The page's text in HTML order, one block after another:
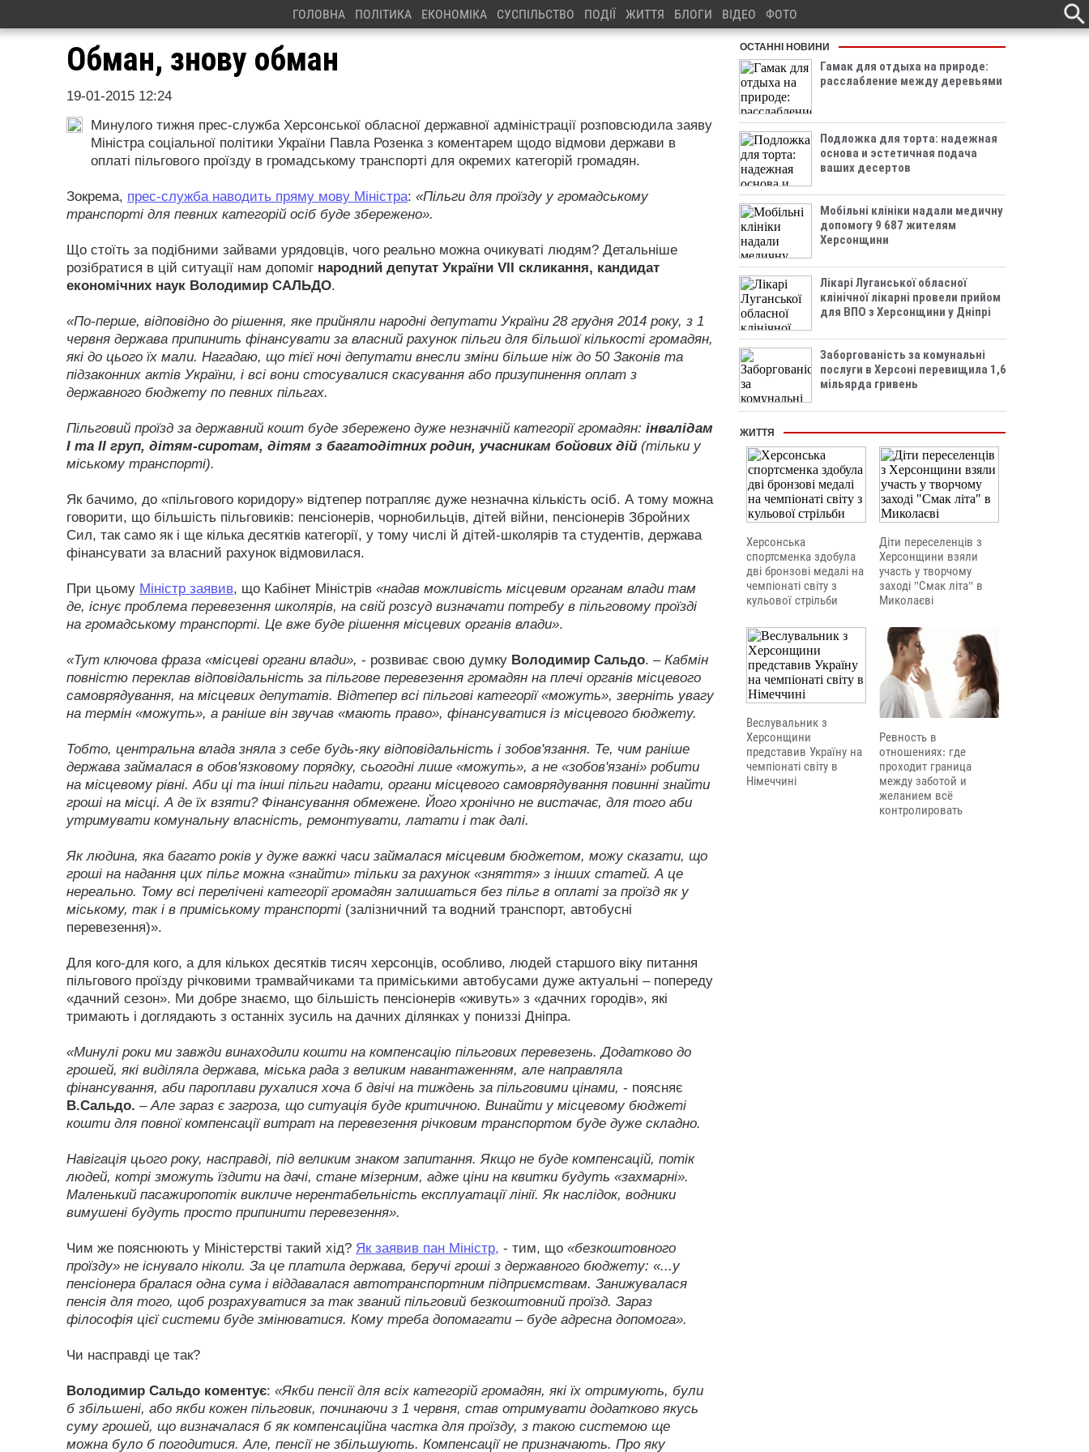
ГОЛОВНА ПОЛІТИКА ЕКОНОМІКА СУСПІЛЬСТВО ПОДІЇ ЖИТТЯ БЛОГИ ВІДЕО ФОТО
Обман, знову обман
19-01-2015 12:24
Минулого тижня прес-служба Херсонської обласної державної адміністрації розповсюдила заяву
Міністра соціальної політики України Павла Розенка з коментарем щодо відмови держави в
оплаті пільгового проїзду в громадському транспорті для окремих категорій громадян.
Зокрема, прес-служба наводить пряму мову Міністра: «Пільги для проїзду у громадському
транспорті для певних категорій осіб буде збережено».
Що стоїть за подібними зайвами урядовців, чого реально можна очикуваті людям? Детальніше
розібратися в цій ситуації нам допоміг народний депутат України VII скликання, кандидат
економічних наук Володимир САЛЬДО.
«По-перше, відповідно до рішення, яке прийняли народні депутати України 28 грудня 2014 року, з 1
червня держава припинить фінансувати за власний рахунок пільги для більшої кількості громадян,
які до цього їх мали. Нагадаю, що тієї ночі депутати внесли зміни більше ніж до 50 Законів та
підзаконних актів України, і всі вони стосувалися скасування або призупинення оплат з
державного бюджету по певних пільгах.
Пільговий проїзд за державний кошт буде збережено дуже незначній категорії громадян: інвалідам
І та ІІ груп, дітям-сиротам, дітям з багатодітних родин, учасникам бойових дій (тільки у
міському транспорті).
Як бачимо, до «пільгового коридору» відтепер потрапляє дуже незначна кількість осіб. А тому можна
говорити, що більшість пільговиків: пенсіонерів, чорнобильців, дітей війни, пенсіонерів Збройних
Сил, так само як і ще кілька десятків категорії, у тому числі й дітей-школярів та студентів, держава
фінансувати за власний рахунок відмовилася.
При цьому Міністр заявив, що Кабінет Міністрів «надав можливість місцевим органам влади там
де, існує проблема перевезення школярів, на свій розсуд визначати потребу в пільговому проїзді
на громадському транспорті. Це вже буде рішення місцевих органів влади».
«Тут ключова фраза «місцеві органи влади», - розвиває свою думку Володимир Сальдо. – Кабмін
повністю переклав відповідальність за пільгове перевезення громадян на плечі органів місцевого
самоврядування, на місцевих депутатів. Відтепер всі пільгові категорії «можуть», зверніть увагу
на термін «можуть», а раніше він звучав «мають право», фінансуватися із місцевого бюджету.
Тобто, центральна влада зняла з себе будь-яку відповідальність і зобов'язання. Те, чим раніше
держава займалася в обов'язковому порядку, сьогодні лише «можуть», а не «зобов'язані» робити
на місцевому рівні. Аби ці та інші пільги надати, органи місцевого самоврядування повинні знайти
гроші на місці. А де їх взяти? Фінансування обмежене. Його хронічно не вистачає, для того аби
утримувати комунальну власність, ремонтувати, латати і так далі.
Як людина, яка багато років у дуже важкі часи займалася місцевим бюджетом, можу сказати, що
гроші на надання цих пільг можна «знайти» тільки за рахунок «зняття» з інших статей. А це
нереально. Тому всі перелічені категорії громадян залишаться без пільг в оплаті за проїзд як у
міському, так і в приміському транспорті (залізничний та водний транспорт, автобусні
перевезення)».
Для кого-для кого, а для кількох десятків тисяч херсонців, особливо, людей старшого віку питання
пільгового проїзду річковими трамвайчиками та приміськими автобусами дуже актуальні – попереду
«дачний сезон». Ми добре знаємо, що більшість пенсіонерів «живуть» з «дачних городів», які
тримають і доглядають з останніх зусиль на дачних ділянках у пониззі Дніпра.
«Минулі роки ми завжди винаходили кошти на компенсацію пільгових перевезень. Додатково до
грошей, які виділяла держава, міська рада з великим навантаженням, але направляла
фінансування, аби пароплави рухалися хоча б двічі на тиждень за пільговими цінами, - поясняє
В.Сальдо. – Але зараз є загроза, що ситуація буде критичною. Винайти у місцевому бюджеті
кошти для повної компенсації витрат на перевезення річковим транспортом буде дуже складно.
Навігація цього року, насправді, під великим знаком запитання. Якщо не буде компенсацій, потік
людей, котрі зможуть їздити на дачі, стане мізерним, адже ціни на квитки будуть «захмарні».
Маленький пасажиропотік викличе нерентабельність експлуатації лінії. Як наслідок, водники
вимушені будуть просто припинити перевезення».
Чим же пояснюють у Міністерстві такий хід? Як заявив пан Міністр, - тим, що «безкоштовного
проїзду» не існувало ніколи. За це платила держава, беручі гроші з державного бюджету: «...у
пенсіонера бралася одна сума і віддавалася автотранспортним підприємствам. Занижувалася
пенсія для того, щоб розрахуватися за так званий пільговий безкоштовний проїзд. Зараз
філософія цієї системи буде змінюватися. Кому треба допомагати – буде адресна допомога».
Чи насправді це так?
Володимир Сальдо коментує: «Якби пенсії для всіх категорій громадян, які їх отримують, були
б збільшені, або якби кожен пільговик, починаючи з 1 червня, став отримувати додатково якусь
суму грошей, що визначалася б як компенсаційна частка для проїзду, з такою системою ще
можна було б погодитися. Але, пенсії не збільшують. Компенсації не призначають. Про яку
ОСТАННІ НОВИНИ
Гамак для отдыха на природе:
расслабление между деревьями
Подложка для торта: надежная
основа и эстетичная подача
ваших десертов
Мобільні клініки надали медичну
допомогу 9 687 жителям
Херсонщини
Лікарі Луганської обласної
клінічної лікарні провели прийом
для ВПО з Херсонщини у Дніпрі
Заборгованість за комунальні
послуги в Херсоні перевищила 1,6
мільярда гривень
ЖИТТЯ
Херсонська
спортсменка здобула
дві бронзові медалі на
чемпіонаті світу з
кульової стрільби
Діти переселенців з
Херсонщини взяли
участь у творчому
заході "Смак літа" в
Миколаєві
Веслувальник з
Херсонщини
представив Україну на
чемпіонаті світу в
Німеччині
Ревность в
отношениях: где
проходит граница
между заботой и
желанием всё
контролировать